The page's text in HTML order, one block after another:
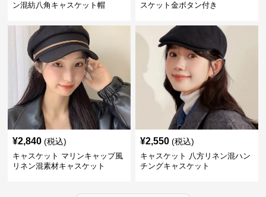
ン混紡八角キャスケット帽
スケット金ボタン付き
¥2,840 (税込)
キャスケット マリンキャップ風
リネン混素材キャスケット
¥2,550 (税込)
キャスケット 八方リネン混ハン
チングキャスケット